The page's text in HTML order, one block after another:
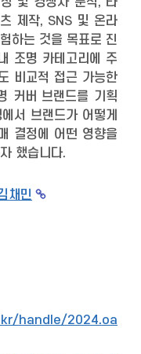
제작, SNS 및 온라
하는 것을 목표로 진
조명 카테고리에 주
비교적 접근 가능한
커버 브랜드를 기획
서 브랜드가 어떻게
결정에 어떤 영향을
했습니다.
채민
handle/2024.oak/